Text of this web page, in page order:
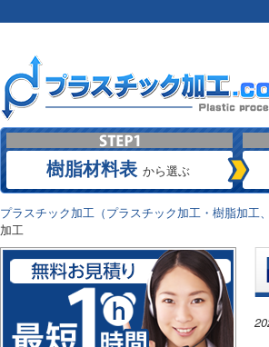
樹脂材料表 から選ぶ
プラスチック加工（プラスチック加工・樹脂加
加工